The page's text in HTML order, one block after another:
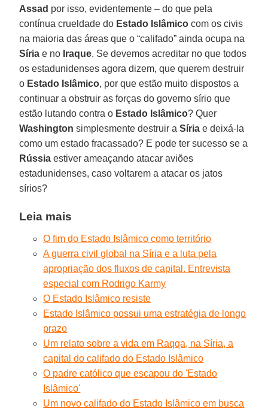
Assad por isso, evidentemente – do que pela
contínua crueldade do Estado Islâmico com os civis
na maioria das áreas que o “califado” ainda ocupa na
Síria e no Iraque. Se devemos acreditar no que todos
os estadunidenses agora dizem, que querem destruir
o Estado Islâmico, por que estão muito dispostos a
continuar a obstruir as forças do governo sírio que
estão lutando contra o Estado Islâmico? Quer
Washington simplesmente destruir aSíria e deixá-la
como um estado fracassado? E pode ter sucesso se a
Rússia estiver ameaçando atacar aviões
estadunidenses, caso voltarem a atacar os jatos
sírios?
Leia mais
O fim do Estado Islâmico como território
A guerra civil global na Síria e a luta pela
apropriação dos fluxos de capital. Entrevista
especial com Rodrigo Karmy
O Estado Islâmico resiste
Estado Islâmico possui uma estratégia de longo
prazo
Um relato sobre a vida em Raqqa, na Síria, a
capital do califado do Estado Islâmico
O padre católico que escapou do 'Estado
Islâmico'
Um novo califado do Estado Islâmico em busca